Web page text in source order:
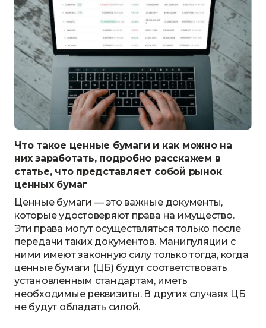
Что такое ценные бумаги и как можно на
них заработать, подробно расскажем в
статье, что представляет собой рынок
ценных бумаг
Ценные бумаги — это важные документы,
которые удостоверяют права на имущество.
Эти права могут осуществляться только после
передачи таких документов. Манипуляции с
ними имеют законную силу только тогда, когда
ценные бумаги (ЦБ) будут соответствовать
установленным стандартам, иметь
необходимые реквизиты. В других случаях ЦБ
не будут обладать силой.